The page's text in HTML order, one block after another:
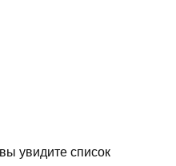
увидите список